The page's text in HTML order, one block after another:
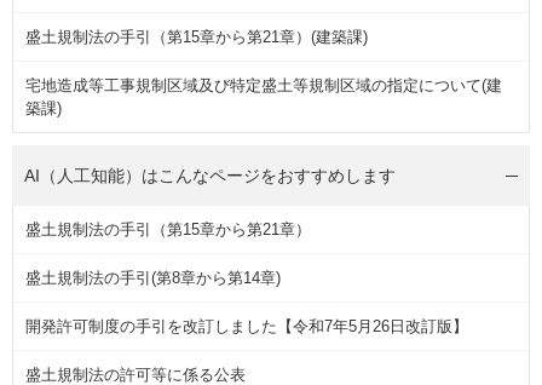
盛土規制法の手引（第15章から第21章）(建築課)
宅地造成等工事規制区域及び特定盛土等規制区域の指定について(建
築課)
AI（人工知能）はこんなページをおすすめします
盛土規制法の手引（第15章から第21章）
盛土規制法の手引(第8章から第14章)
開発許可制度の手引を改訂しました【令和7年5月26日改訂版】
盛土規制法の許可等に係る公表